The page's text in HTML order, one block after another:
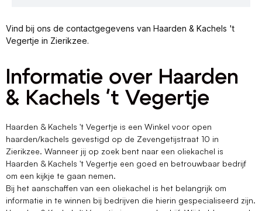
Vind bij ons de contactgegevens van Haarden & Kachels 't
Vegertje in Zierikzee.
Informatie over Haarden
& Kachels 't Vegertje
Haarden & Kachels 't Vegertje is een Winkel voor open
haarden/kachels gevestigd op de Zevengetijstraat 10 in
Zierikzee. Wanneer jij op zoek bent naar een oliekachel is
Haarden & Kachels 't Vegertje een goed en betrouwbaar bedrijf
om een kijkje te gaan nemen.
Bij het aanschaffen van een oliekachel is het belangrijk om
informatie in te winnen bij bedrijven die hierin gespecialiseerd zijn.